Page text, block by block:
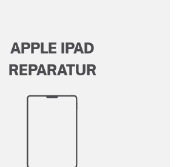
APPLE IPAD
REPARATUR